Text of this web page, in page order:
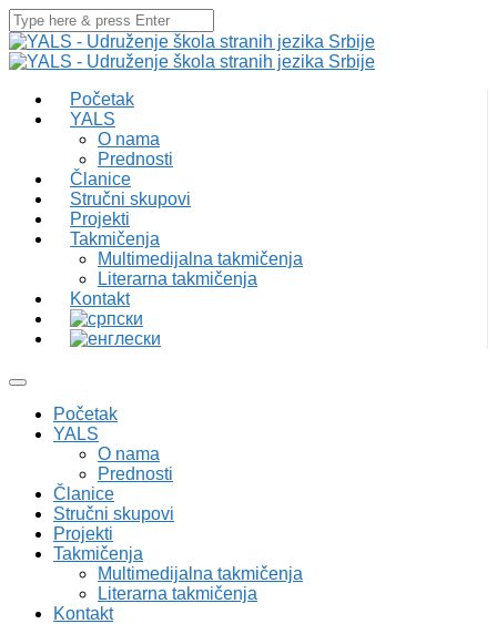
Početak
YALS
O nama
Prednosti
Članice
Stručni skupovi
Projekti
Takmičenja
Multimedijalna takmičenja
Literarna takmičenja
Kontakt
Početak
YALS
O nama
Prednosti
Članice
Stručni skupovi
Projekti
Takmičenja
Multimedijalna takmičenja
Literarna takmičenja
Kontakt